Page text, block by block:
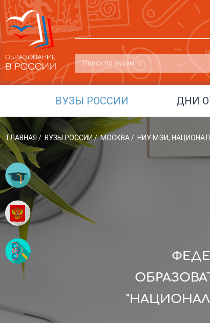
ВУЗЫ РОССИИ ДНИ
ГЛАВНАЯ / ВУЗЫ РОССИИ/ МОСКВА/ НИУ МЭИ,